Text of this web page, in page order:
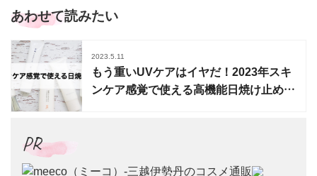
あわせて読みたい
2023.5.11
もう重いUVケアはイヤだ！2023年スキ
ンケア感覚で使える高機能日焼け止め5
PR